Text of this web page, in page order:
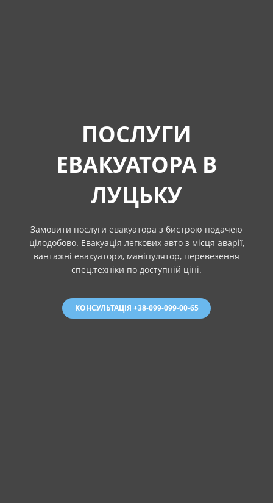
ПОСЛУГИ
ЕВАКУАТОРА В
ЛУЦЬКУ
Замовити послуги евакуатора з бистрою подачею
цілодобово. Евакуація легкових авто з місця аварії,
вантажні евакуатори, маніпулятор, перевезення
спец.техніки по доступній ціні.
КОНСУЛЬТАЦІЯ +38-099-099-00-65